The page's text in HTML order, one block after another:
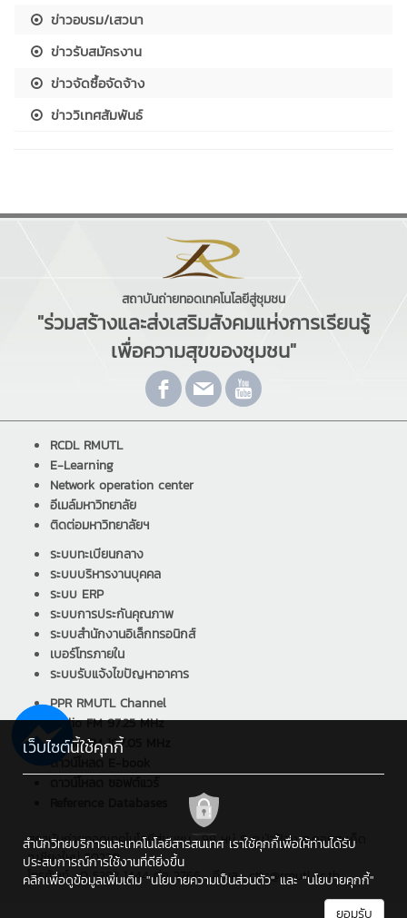
ข่าวอบรม/เสวนา
ข่าวรับสมัครงาน
ข่าวจัดซื้อจัดจ้าง
ข่าววิเทศสัมพันธ์
สถาบันถ่ายทอดเทคโนโลยีสู่ชุมชน
"ร่วมสร้างและส่งเสริมสังคมแห่งการเรียนรู้
เพื่อความสุขของชุมชน"
RCDL RMUTL
E-Learning
Network operation center
อีเมล์มหาวิทยาลัย
ติดต่อมหาวิทยาลัยฯ
ระบบทะเบียนกลาง
ระบบบริหารงานบุคคล
ระบบ ERP
ระบบการประกันคุณภาพ
ระบบสำนักงานอิเล็กทรอนิกส์
เบอร์โทรภายใน
ระบบรับแจ้งไขปัญหาอาคาร
PPR RMUTL Channel
Radio FM 97.25 MHz
Radio FM 107.05 MHz
ดาวน์โหลด E-book
สถาบันถ่ายทอดเทคโนโลยีสู่ชุมชน : 98 หมู่ 8 ต.ป่าป้อง อ.ดอยสะเก็ด
จ.เชียงใหม่ 50220
โทรศัพท์ : 0 5392 1444 ต่อ 2766 , อีเมล : cttc@rmutl.ac.th
เว็บไซต์นี้ใช้คุกกี้
สำนักวิทยบริการและเทคโนโลยีสารสนเทศ เราใช้คุกกี้เพื่อให้ท่านได้รับ
ประสบการณ์การใช้งานที่ดียิ่งขึ้น
คลิกเพื่อดูข้อมูลเพิ่มเติม "นโยบายความเป็นส่วนตัว" และ "นโยบายคุกกี้"
ยอมรับ